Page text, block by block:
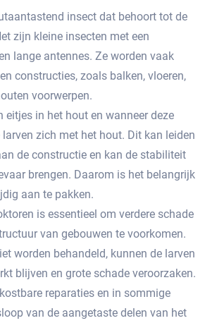
insect dat behoort tot de
zijn kleine insecten met een
lange antennes.​ Ze worden vaak
constructies, zoals balken, vloeren,
voorwerpen.​
eitjes in het hout en wanneer deze
zich met het hout.​ Dit kan leiden
de constructie en kan de stabiliteit
brengen.​ Daarom is het belangrijk
aan te pakken.​
is essentieel om verdere schade
van gebouwen te voorkomen.
worden behandeld, kunnen de larven
blijven en grote schade veroorzaken.​
reparaties en in sommige
van de aangetaste delen van het